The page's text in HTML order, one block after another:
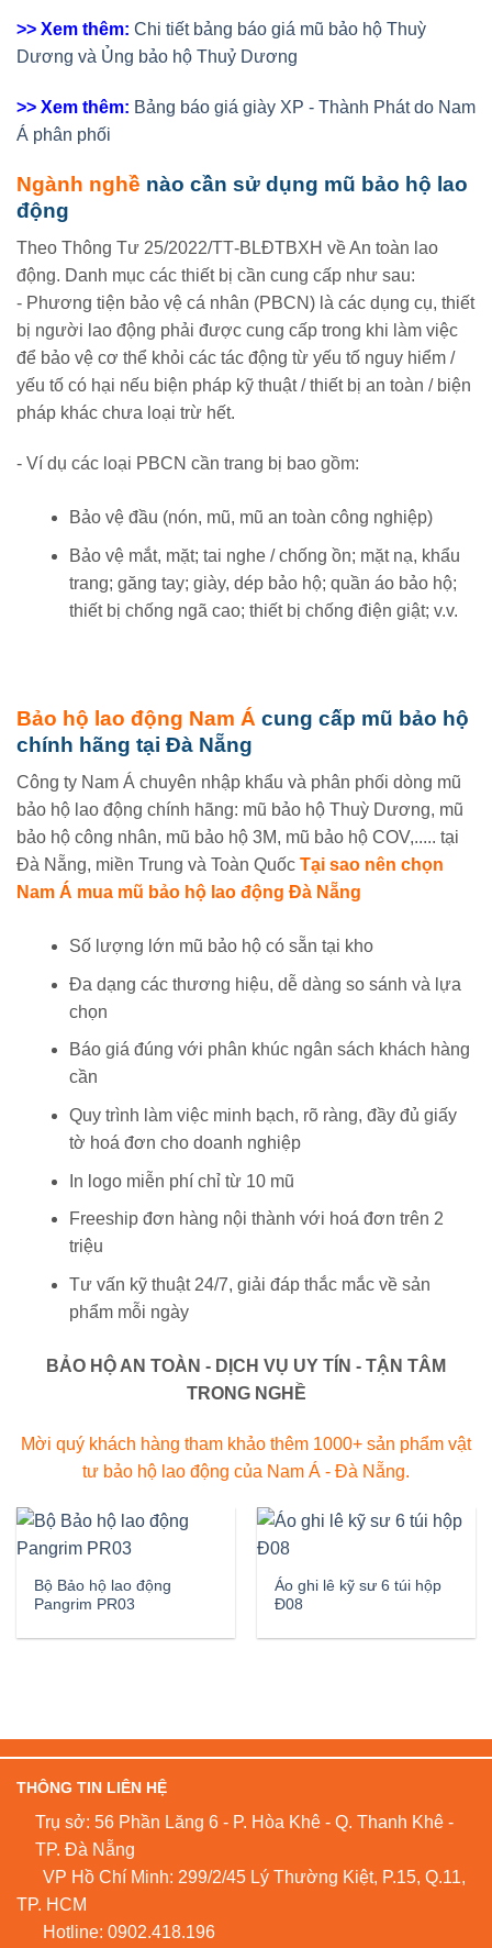
>> Xem thêm: Chi tiết bảng báo giá mũ bảo hộ Thuỳ
Dương và Ủng bảo hộ Thuỷ Dương
>> Xem thêm: Bảng báo giá giày XP - Thành Phát do Nam
Á phân phối
Ngành nghề nào cần sử dụng mũ bảo hộ lao
động
Theo Thông Tư 25/2022/TT‑BLĐTBXH về An toàn lao
động. Danh mục các thiết bị cần cung cấp như sau:
- Phương tiện bảo vệ cá nhân (PBCN) là các dụng cụ, thiết
bị người lao động phải được cung cấp trong khi làm việc
để bảo vệ cơ thể khỏi các tác động từ yếu tố nguy hiểm /
yếu tố có hại nếu biện pháp kỹ thuật / thiết bị an toàn / biện
pháp khác chưa loại trừ hết.
- Ví dụ các loại PBCN cần trang bị bao gồm:
Bảo vệ đầu (nón, mũ, mũ an toàn công nghiệp)
Bảo vệ mắt, mặt; tai nghe / chống ồn; mặt nạ, khẩu
trang; găng tay; giày, dép bảo hộ; quần áo bảo hộ;
thiết bị chống ngã cao; thiết bị chống điện giật; v.v.
Bảo hộ lao động Nam Á cung cấp mũ bảo hộ
chính hãng tại Đà Nẵng
Công ty Nam Á chuyên nhập khẩu và phân phối dòng mũ
bảo hộ lao động chính hãng: mũ bảo hộ Thuỳ Dương, mũ
bảo hộ công nhân, mũ bảo hộ 3M, mũ bảo hộ COV,..... tại
Đà Nẵng, miền Trung và Toàn Quốc Tại sao nên chọn
Nam Á mua mũ bảo hộ lao động Đà Nẵng
Số lượng lớn mũ bảo hộ có sẵn tại kho
Đa dạng các thương hiệu, dễ dàng so sánh và lựa
chọn
Báo giá đúng với phân khúc ngân sách khách hàng
cần
Quy trình làm việc minh bạch, rõ ràng, đầy đủ giấy
tờ hoá đơn cho doanh nghiệp
In logo miễn phí chỉ từ 10 mũ
Freeship đơn hàng nội thành với hoá đơn trên 2
triệu
Tư vấn kỹ thuật 24/7, giải đáp thắc mắc về sản
phẩm mỗi ngày
BẢO HỘ AN TOÀN - DỊCH VỤ UY TÍN - TẬN TÂM
TRONG NGHỀ
Mời quý khách hàng tham khảo thêm 1000+ sản phẩm vật
tư bảo hộ lao động của Nam Á - Đà Nẵng.
Bộ Bảo hộ lao động
Pangrim PR03
Áo ghi lê kỹ sư 6 túi hộp
Đ08
THÔNG TIN LIÊN HỆ
Trụ sở: 56 Phần Lăng 6 - P. Hòa Khê - Q. Thanh Khê -
TP. Đà Nẵng
VP Hồ Chí Minh: 299/2/45 Lý Thường Kiệt, P.15, Q.11,
TP. HCM
Hotline: 0902.418.196